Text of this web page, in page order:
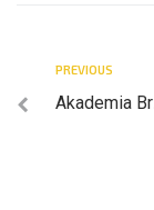
PREVIOUS
Akademia